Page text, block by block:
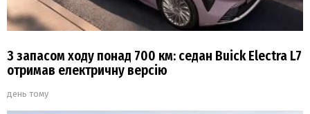
З запасом ходу понад 700 км: седан Buick Electra L7
отримав електричну версію
день тому